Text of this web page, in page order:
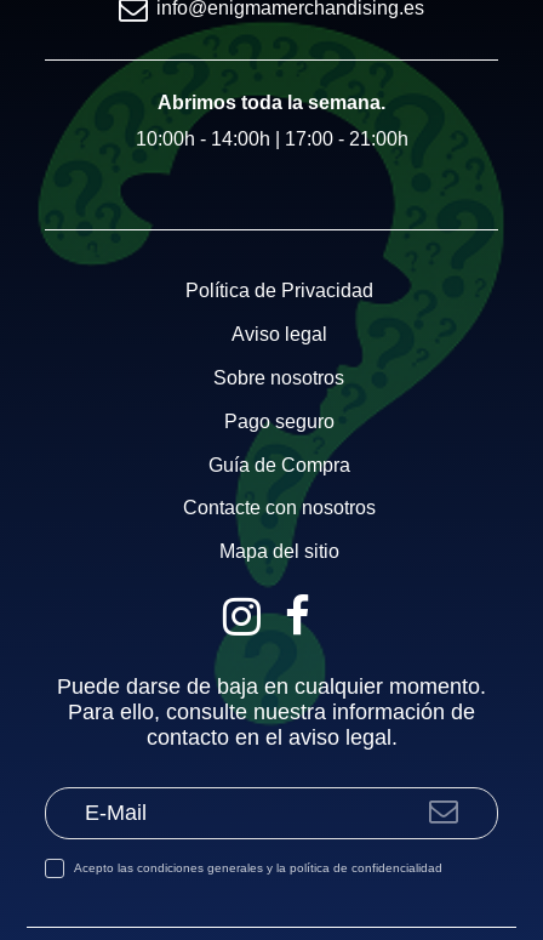
info@enigmamerchandising.es
Abrimos toda la semana.
10:00h - 14:00h | 17:00 - 21:00h
Política de Privacidad
Aviso legal
Sobre nosotros
Pago seguro
Guía de Compra
Contacte con nosotros
Mapa del sitio
Puede darse de baja en cualquier momento.
Para ello, consulte nuestra información de
contacto en el aviso legal.
Acepto lascondiciones generales y lapolítica de confidencialidad